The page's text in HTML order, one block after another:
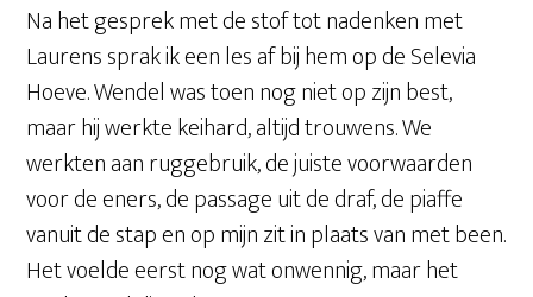
Na het gesprek met de stof tot nadenken met
Laurens sprak ik een les af bij hem op de Selevia
Hoeve. Wendel was toen nog niet op zijn best,
maar hij werkte keihard, altijd trouwens. We
werkten aan ruggebruik, de juiste voorwaarden
voor de eners, de passage uit de draf, de piaffe
vanuit de stap en op mijn zit in plaats van met been.
Het voelde eerst nog wat onwennig, maar het